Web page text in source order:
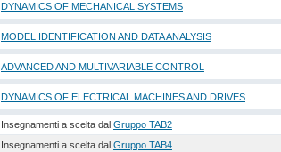
DYNAMICS OF MECHANICAL SYSTEMS
MODEL IDENTIFICATION AND DATA ANALYSIS
ADVANCED AND MULTIVARIABLE CONTROL
DYNAMICS OF ELECTRICAL MACHINES AND DRIVES
Insegnamenti a scelta dal Gruppo TAB2
Insegnamenti a scelta dal Gruppo TAB4